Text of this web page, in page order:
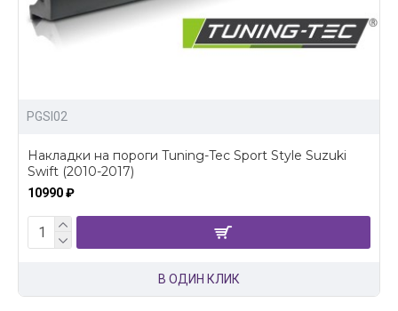
PGSI02
Накладки на пороги Tuning-Tec Sport Style Suzuki
Swift (2010-2017)
10990 ₽
В ОДИН КЛИК